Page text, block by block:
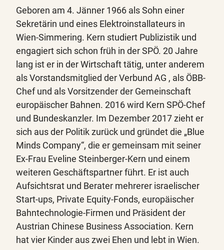
Geboren am 4. Jänner 1966 als Sohn einer
Sekretärin und eines Elektroinstallateurs in
Wien-Simmering. Kern studiert Publizistik und
engagiert sich schon früh in der SPÖ. 20 Jahre
lang ist er in der Wirtschaft tätig, unter anderem
als Vorstandsmitglied der Verbund AG , als ÖBB-
Chef und als Vorsitzender der Gemeinschaft
europäischer Bahnen. 2016 wird Kern SPÖ-Chef
und Bundeskanzler. Im Dezember 2017 zieht er
sich aus der Politik zurück und gründet die „Blue
Minds Company“, die er gemeinsam mit seiner
Ex-Frau Eveline Steinberger-Kern und einem
weiteren Geschäftspartner führt. Er ist auch
Aufsichtsrat und Berater mehrerer israelischer
Start-ups, Private Equity-Fonds, europäischer
Bahntechnologie-Firmen und Präsident der
Austrian Chinese Business Association. Kern
hat vier Kinder aus zwei Ehen und lebt in Wien.